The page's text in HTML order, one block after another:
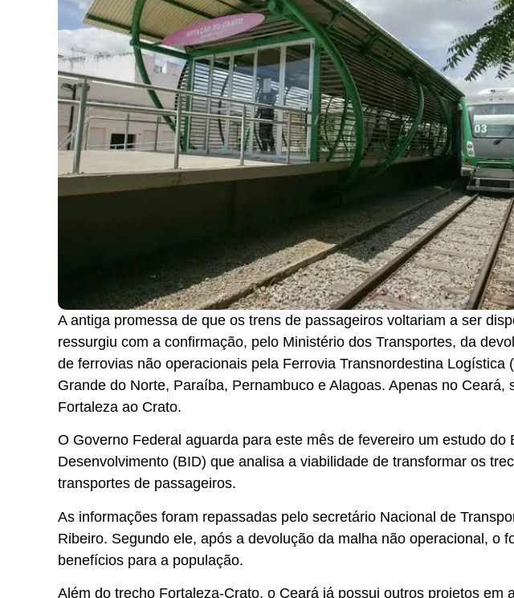
A antiga promessa de que os trens de passageiros voltariam a ser
ressurgiu com a confirmação, pelo Ministério dos Transportes, da
de ferrovias não operacionais pela Ferrovia Transnordestina Logística
Grande do Norte, Paraíba, Pernambuco e Alagoas. Apenas no Ceará,
Fortaleza ao Crato.
O Governo Federal aguarda para este mês de fevereiro um estudo do
Desenvolvimento (BID) que analisa a viabilidade de transformar os
transportes de passageiros.
As informações foram repassadas pelo secretário Nacional de
Ribeiro. Segundo ele, após a devolução da malha não operacional, o
benefícios para a população.
Além do trecho Fortaleza-Crato, o Ceará já possui outros projetos em